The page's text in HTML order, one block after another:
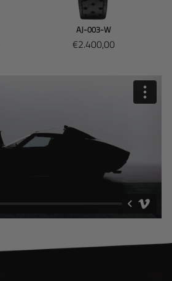
AJ-003-W
Traduction
€2.400,00